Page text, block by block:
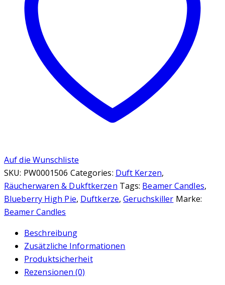
Auf die Wunschliste
SKU: PW0001506 Categories: Duft Kerzen,
Räucherwaren & Dukftkerzen Tags: Beamer Candles,
Blueberry High Pie, Duftkerze,Geruchskiller Marke:
Beamer Candles
Beschreibung
Zusätzliche Informationen
Produktsicherheit
Rezensionen (0)